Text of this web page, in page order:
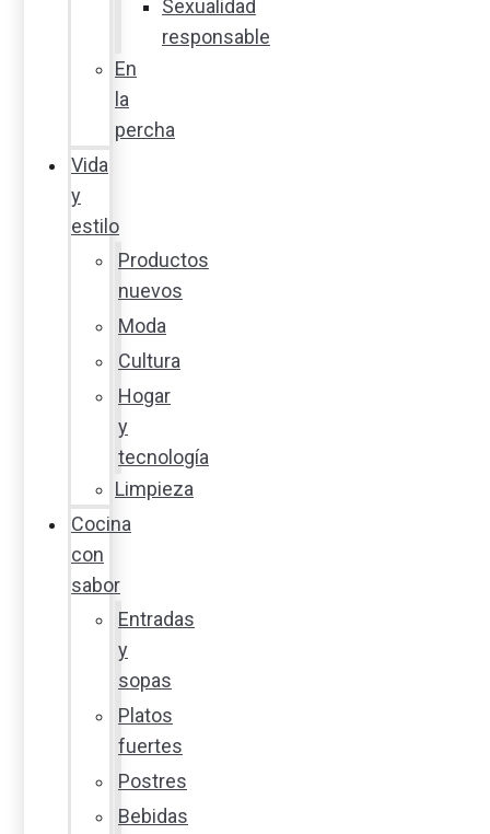
Sexualidad
responsable
En
la
percha
Vida
y
estilo
Productos
nuevos
Moda
Cultura
Hogar
y
tecnología
Limpieza
Cocina
con
sabor
Entradas
y
sopas
Platos
fuertes
Postres
Bebidas